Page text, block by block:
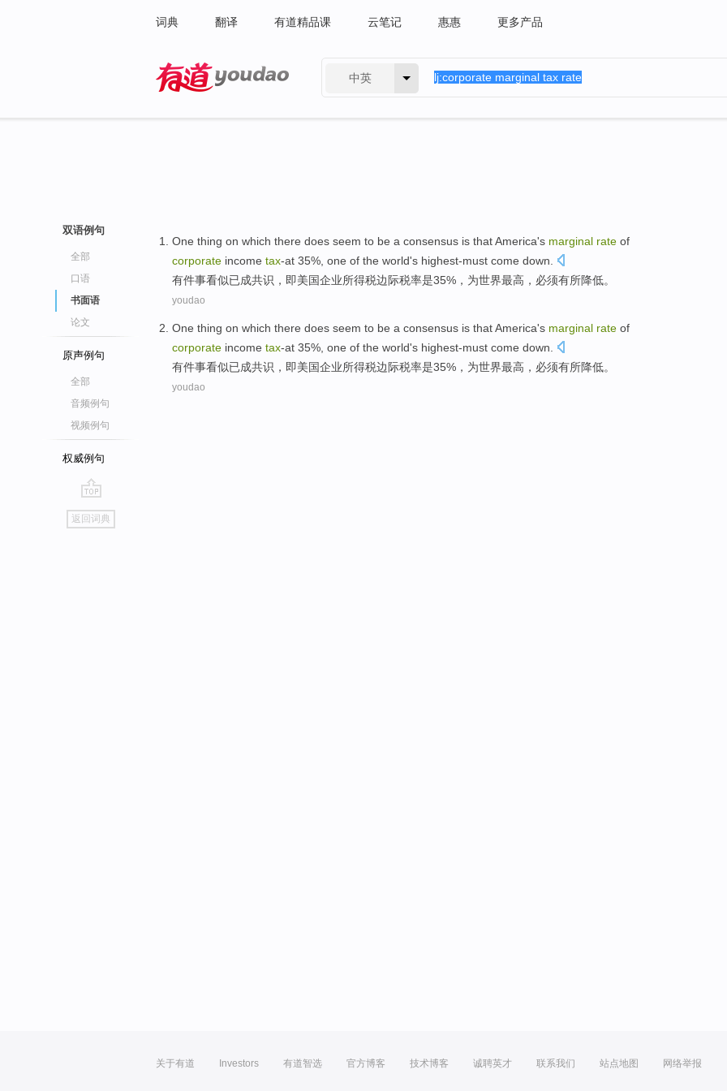
词典 翻译 有道精品课 云笔记 惠惠 更多产品
中英
双语例句
全部
口语
书面语
论文
原声例句
全部
音频例句
视频例句
权威例句
go
top
返回词典
One thing on which there does seem to be a consensus is thatAmerica's marginal rate of
corporate income tax-at 35%, one of the world's highest-must come down
有件事看似已成共识 ， 即美国企业所得税边际税率是35%， 为世界最高，必须有所降低。
youdao
One thing on which there does seem to be a consensus is thatAmerica's marginal rate of
corporate income tax-at 35%, one of the world's highest-must come down
有件事看似已成共识 ， 即美国企业所得税边际税率是35%， 为世界最高，必须有所降低。
youdao
关于有道 Investors 有道智选 官方博客 技术博客 诚聘英才 联系我们 站点地图 网络举报